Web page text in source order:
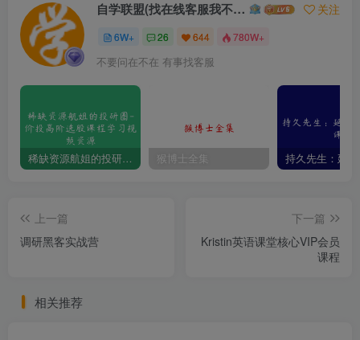
自学联盟(找在线客服我不回信息的) 关注
6W+ 26 644 780W+
不要问在不在 有事找客服
稀缺资源航姐的投研圈-价投高阶选股课程学习视频资源 猴博士全集
上一篇
调研黑客实战营
下一篇
Kristin英语课堂核心VIP会员
课程
相关推荐